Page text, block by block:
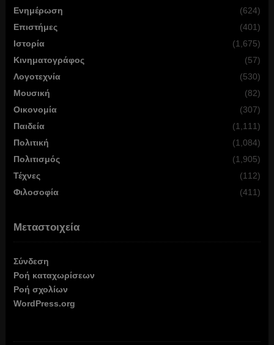
Ενημέρωση
(624)
Επιστήμες
(401)
Ιστορία
(1,675)
Κινηματογράφος
(57)
Λογοτεχνία
(530)
Μουσική
(82)
Οικονομία
(307)
Παιδεία
(1,111)
Πολιτική
(1,084)
Πολιτισμός
(1,905)
Τέχνες
(112)
Φιλοσοφία
(411)
Μεταστοιχεία
Σύνδεση
Ροή καταχωρίσεων
Ροή σχολίων
WordPress.org